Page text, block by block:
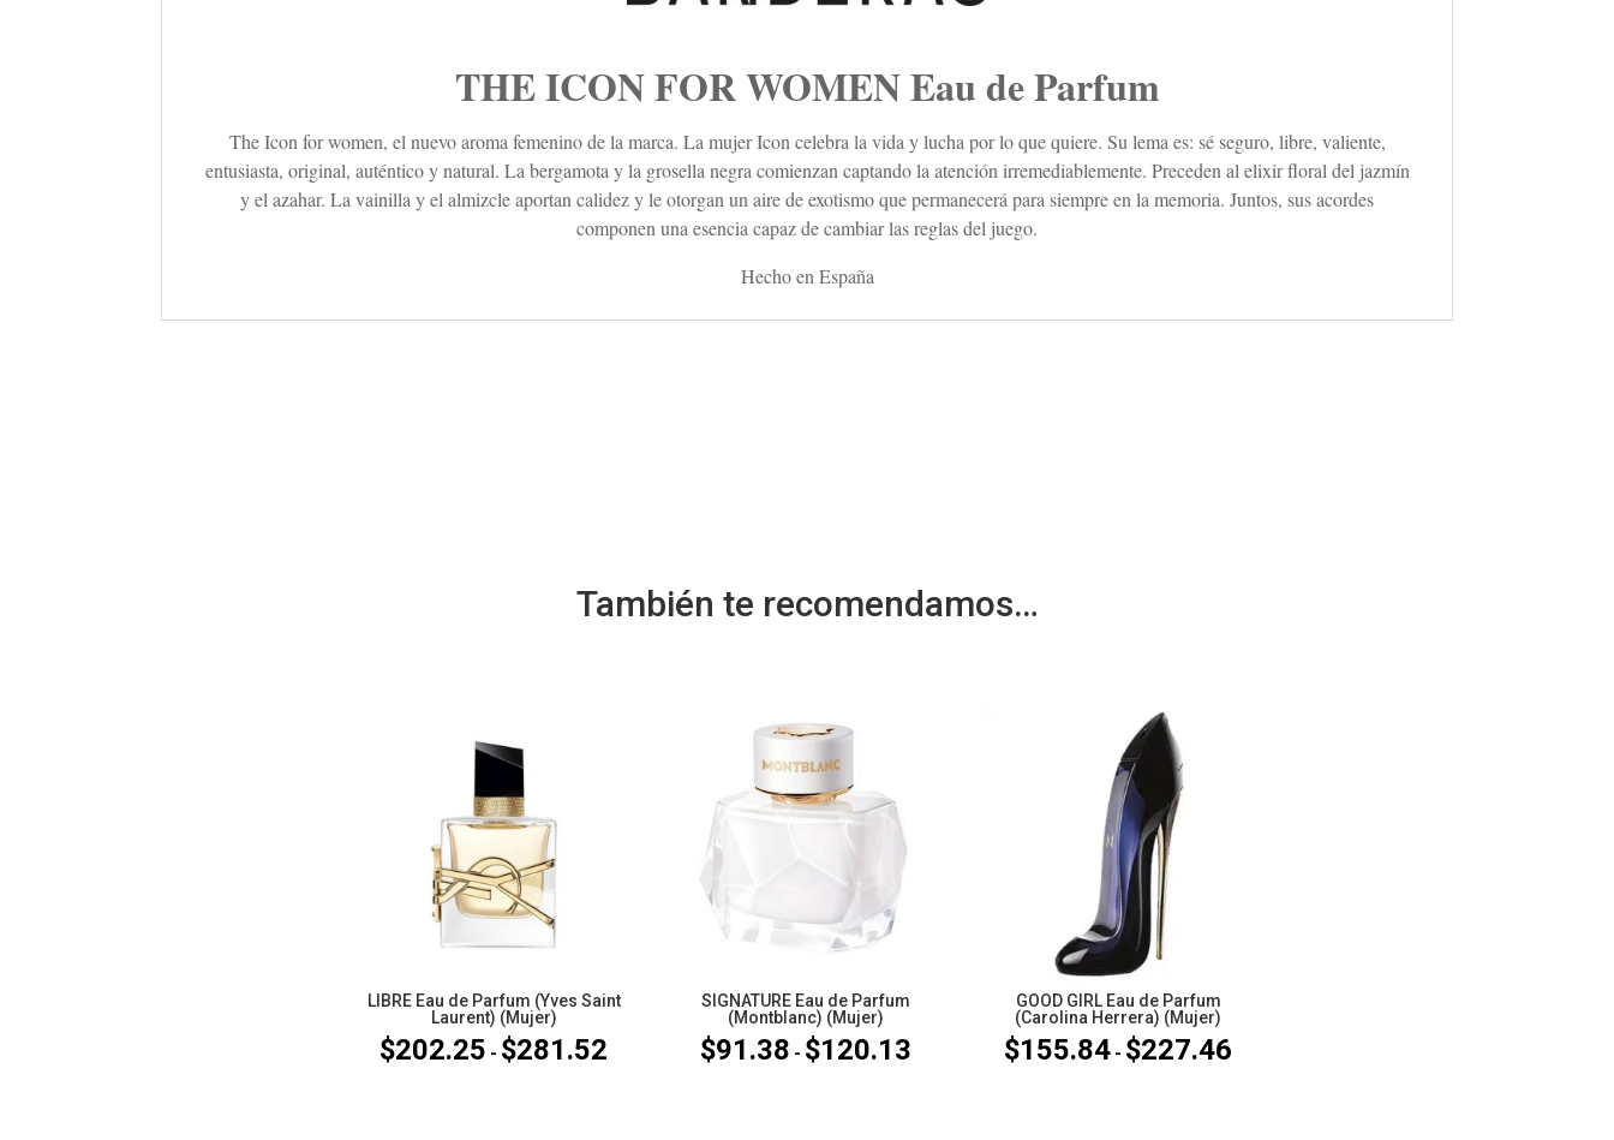
THE ICON FOR WOMEN Eau de Parfum
The Icon for women, el nuevo aroma femenino de la marca. La mujer Icon celebra la vida y lucha por lo que quiere. Su lema es: sé seguro, libre, valiente,
entusiasta, original, auténtico y natural. La bergamota y la grosella negra comienzan captando la atención irremediablemente. Preceden al elixir floral del jazmín
y el azahar. La vainilla y el almizcle aportan calidez y le otorgan un aire de exotismo que permanecerá para siempre en la memoria. Juntos, sus acordes
componen una esencia capaz de cambiar las reglas del juego.
Hecho en España
También te recomendamos…
LIBRE Eau de Parfum (Yves Saint
Laurent) (Mujer)
$202.25 - $281.52
SIGNATURE Eau de Parfum
(Montblanc) (Mujer)
$91.38 - $120.13
GOOD GIRL Eau de Parfum
(Carolina Herrera) (Mujer)
$155.84 - $227.46